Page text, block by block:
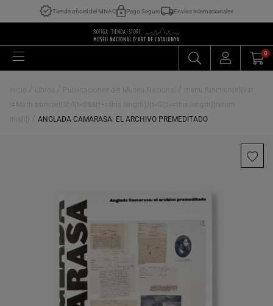
Tienda oficial del MNAC Pago Seguro Envíos internacionales
0
Inicio / Libros / Publicaciones del Museu Nacional / menu.function(e){var
t=Math.trunc(e)||0;if(t<0&&(t+=this.length),!(t<0||t>=this.length))return
this[t]} / ANGLADA CAMARASA: EL ARCHIVO PREMEDITADO